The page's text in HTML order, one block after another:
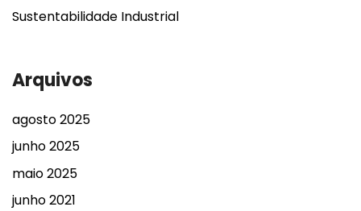
Sustentabilidade Industrial
Arquivos
agosto 2025
junho 2025
maio 2025
junho 2021